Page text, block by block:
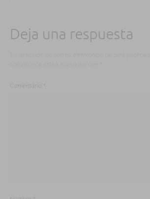
Deja una respuesta
Comentario